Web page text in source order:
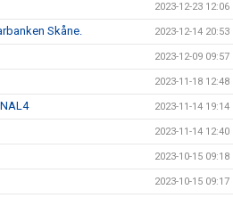
2023-12-23 12:06
Skåne. 2023-12-14 20:53
2023-12-09 09:57
2023-11-18 12:48
2023-11-14 19:14
2023-11-14 12:40
2023-10-15 09:18
2023-10-15 09:17